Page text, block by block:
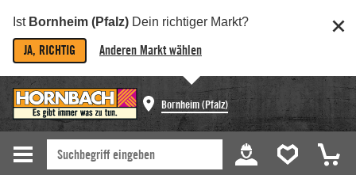
Ist Bornheim (Pfalz) Dein richtiger Markt?
JA, RICHTIG Anderen Markt wählen
Bornheim (Pfalz)